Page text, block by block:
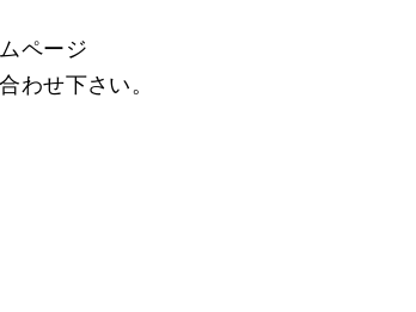
ページ
わせ下さい。